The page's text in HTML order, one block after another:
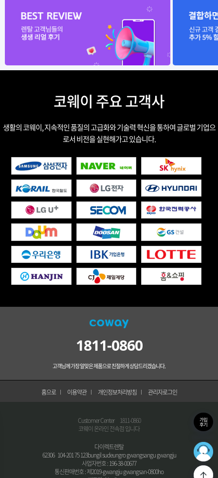
코웨이 주요 고객사
생활의 코웨이, 지속적인 품질의 고급화와 기술력 혁신을 통하여 글로벌 기업으
로서 비전을 실현해가고 있습니다.
1811-0860
고객님께 가장 알맞은 제품으로 친절하게 상담드리겠습니다.
홈으로 이용약관 개인정보처리방침 관리자로그인
Customer Center 1811-0860
코웨이 온라인 전속점 입니다
다이렉트렌탈
62306 104-201 75 123bungil sudeungro gwangsangu gwangju
사업자번호 : 196-38-00677
통신판매번호 : 제2019-gwangju gwangsan-0800ho
가입
후기
365
최적